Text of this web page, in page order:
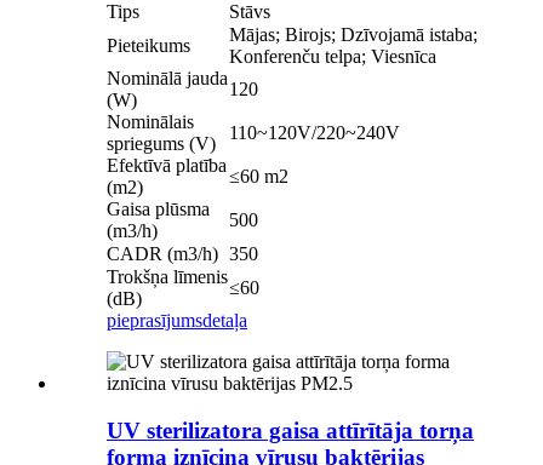
Tips
Stāvs
Pieteikums
Mājas; Birojs; Dzīvojamā istaba;
Konferenču telpa; Viesnīca
Nominālā jauda
(W)
120
Nominālais
spriegums (V)
110~120V/220~240V
Efektīvā platība
(m2)
≤60 m2
Gaisa plūsma
(m3/h)
500
CADR (m3/h) 350
Trokšņa līmenis
(dB)
≤60
pieprasījumsdetaļa
UV sterilizatora gaisa attīrītāja torņa
forma iznīcina vīrusu baktērijas